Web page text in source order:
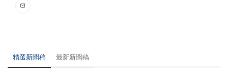
精選新聞稿 最新新聞稿